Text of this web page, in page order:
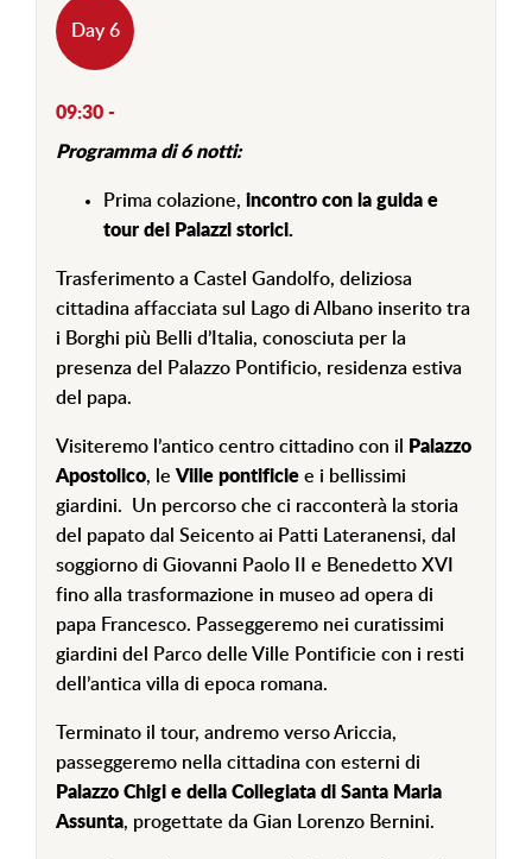
Day 6
09:30 -
Programma di 6 notti:
Prima colazione, incontro con la guida e
tour dei Palazzi storici.
Trasferimento a Castel Gandolfo, deliziosa
cittadina affacciata sul Lago di Albano inserito tra
i Borghi più Belli d’Italia, conosciuta per la
presenza del Palazzo Pontificio, residenza estiva
del papa.
Visiteremo l’antico centro cittadino con il
Palazzo
Apostolico, le Ville pontificie e i bellissimi
giardini. Un percorso che ci racconterà la storia
del papato dal Seicento ai Patti Lateranensi, dal
soggiorno di Giovanni Paolo II e Benedetto XVI
fino alla trasformazione in museo ad opera di
papa Francesco. Passeggeremo nei curatissimi
giardini del Parco delle Ville Pontificie con i resti
dell’antica villa di epoca romana.
Terminato il tour, andremo verso Ariccia,
passeggeremo nella cittadina con esterni di
Palazzo Chigi e della Collegiata di Santa Maria
Assunta, progettate da Gian Lorenzo Bernini.